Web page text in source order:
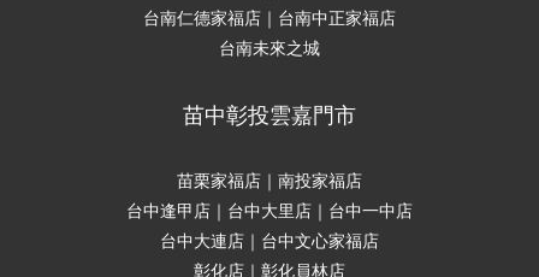
台南仁德家福店｜台南中正家福店
台南未來之城
苗中彰投雲嘉門市
苗栗家福店｜南投家福店
台中逢甲店｜台中大里店｜台中一中店
台中大連店｜台中文心家福店
彰化店｜彰化員林店